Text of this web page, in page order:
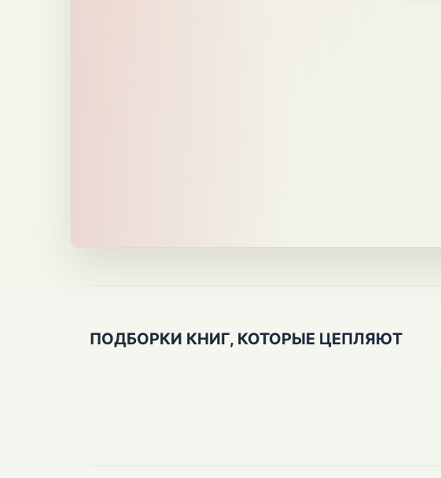
ПОДБОРКИ КНИГ, КОТОРЫЕ ЦЕПЛЯЮТ